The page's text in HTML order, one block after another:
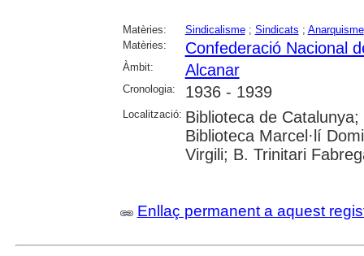
Matèries: Sindicalisme; Sindicats ; Anarquisme
Matèries:
Confederació Nacional
Àmbit: Alcanar
Cronologia: 1936 - 1939
Localització: Biblioteca de
Biblioteca Marcel·lí
Virgili; B. Trinitari
Enllaç permanent a aquest